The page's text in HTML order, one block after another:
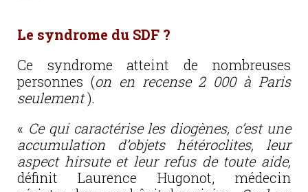
Le syndrome du SDF ?
Ce syndrome atteint de nombreuses
personnes (on en recense 2 000 à Paris
seulement).
« Ce qui caractérise les diogènes, c’est une
accumulation d’objets hétéroclites, leur
aspect hirsute et leur refus de toute aide,
définit Laurence Hugonot, médecin